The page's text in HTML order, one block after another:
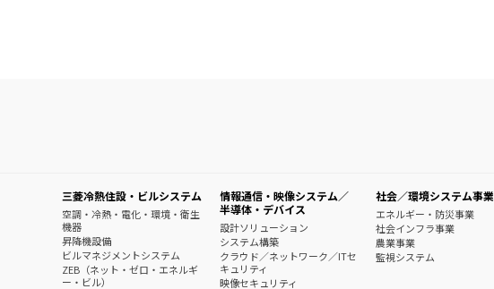
三菱冷熱住設・ビルシステム
空調・冷熱・電化・環境・衛生
機器
昇降機設備
ビルマネジメントシステム
ZEB（ネット・ゼロ・エネルギ
ー・ビル）
情報通信・映像システム／
半導体・デバイス
設計ソリューション
システム構築
クラウド／ネットワーク／ITセ
キュリティ
映像セキュリティ
社会／環境システム事業
エネルギー・防災事業
社会インフラ事業
農業事業
監視システム